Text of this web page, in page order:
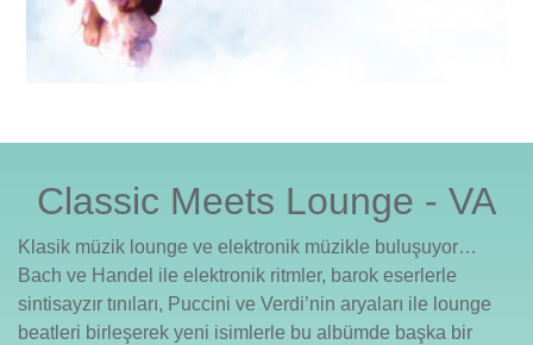
Classic Meets Lounge - VA
Klasik müzik lounge ve elektronik müzikle buluşuyor…
Bach ve Handel ile elektronik ritmler, barok eserlerle
sintisayzır tınıları, Puccini ve Verdi’nin aryaları ile lounge
beatleri birleşerek yeni isimlerle bu albümde başka bir